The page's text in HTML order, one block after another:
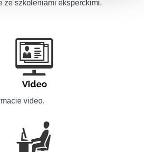
ze szkoleniami eksperckimi.
Video
video.